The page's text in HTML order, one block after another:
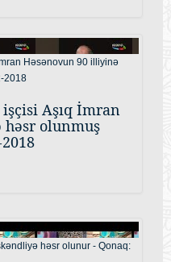
Aşıq İmran
olunmuş